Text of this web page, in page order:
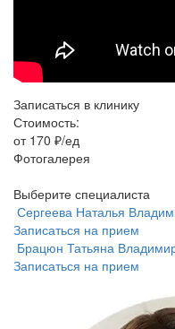
Записаться в клинику
Стоимость:
от 170 ₽/ед
Фотогалерея
Выберите специалиста
Сергеева Наталья
Записаться на прием
Брацюн Татьяна
Записаться на прием